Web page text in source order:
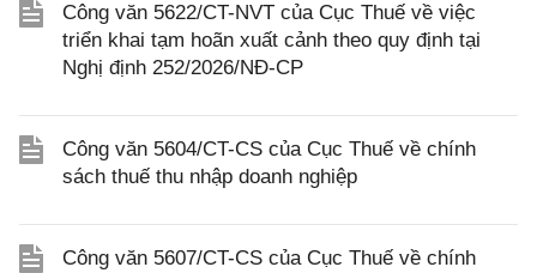
Công văn 5622/CT-NVT của Cục Thuế về việc
triển khai tạm hoãn xuất cảnh theo quy định tại
Nghị định 252/2026/NĐ-CP
Công văn 5604/CT-CS của Cục Thuế về chính
sách thuế thu nhập doanh nghiệp
Công văn 5607/CT-CS của Cục Thuế về chính